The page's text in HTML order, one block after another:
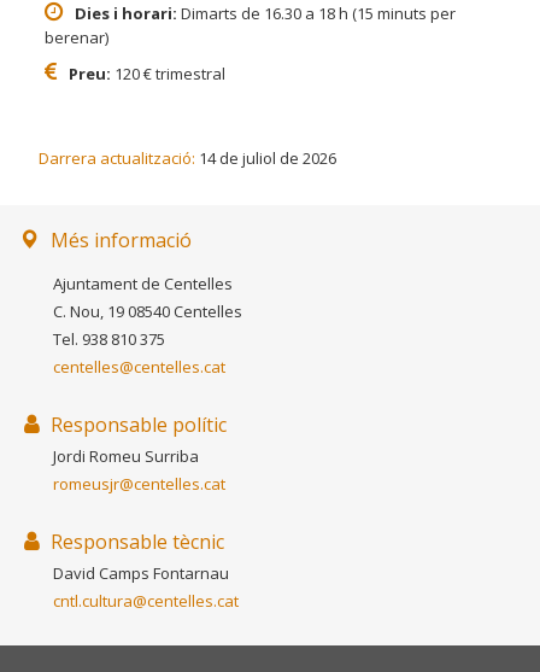
Dies i horari: Dimarts de 16.30 a 18 h (15 minuts per
berenar)
Preu: 120 € trimestral
Darrera actualització: 14 de juliol de 2026
Més informació
Ajuntament de Centelles
C. Nou, 19 08540 Centelles
Tel. 938 810 375
centelles@centelles.cat
Responsable polític
Jordi Romeu Surriba
romeusjr@centelles.cat
Responsable tècnic
David Camps Fontarnau
cntl.cultura@centelles.cat